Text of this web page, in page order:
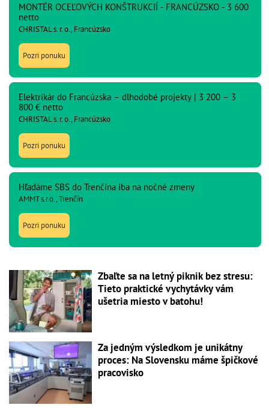
MONTÉR OCEĽOVÝCH KONŠTRUKCIÍ - FRANCÚZSKO - 3 600
netto
CHRISTAL s. r. o., Francúzsko
Pozri ponuku
Elektrikár do Francúzska – dlhodobé projekty | 3 200 – 3
800 € netto
CHRISTAL s. r. o., Francúzsko
Pozri ponuku
Hľadáme SBS do Trenčína iba na nočné zmeny
AMMT s.r.o., Trenčín
Pozri ponuku
Zbaľte sa na letný piknik bez stresu:
Tieto praktické vychytávky vám
ušetria miesto v batohu!
Za jedným výsledkom je unikátny
proces: Na Slovensku máme špičkové
pracovisko